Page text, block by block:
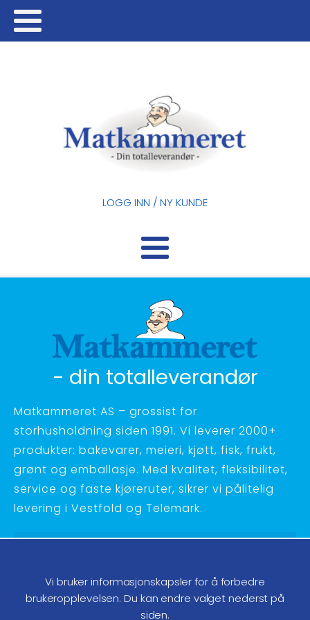
LOGG INN / NY KUNDE
- din totalleverandør
Matkammeret AS – grossist for
storhusholdning siden 1991. Vi leverer 2000+
produkter: bakevarer, meieri, kjøtt, fisk, frukt,
grønt og emballasje. Med kvalitet, fleksibilitet,
service og faste kjøreruter, sikrer vi pålitelig
levering i Vestfold og Telemark.
Telefon:
35 58 48 70
ordre@matkammeret.no
Vi bruker informasjonskapsler for å forbedre
brukeropplevelsen. Du kan endre valget nederst på
siden.